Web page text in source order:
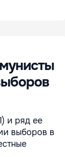
и ряд ее
выборов в